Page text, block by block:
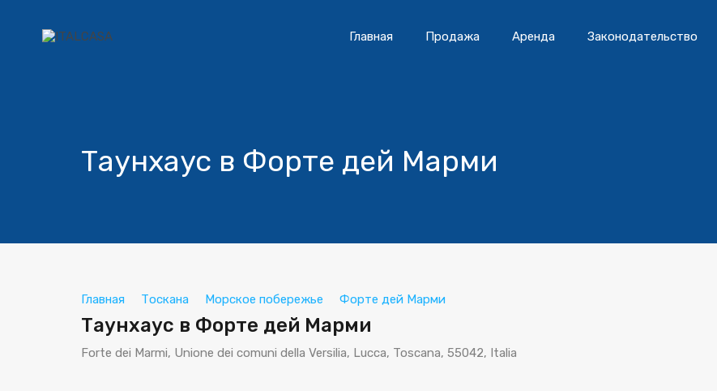
Главная Продажа Аренда Законодательство
Таунхаус в Форте дей Марми
Главная Тоскана Морское побережье Форте дей Марми
Таунхаус в Форте дей Марми
Forte dei Marmi, Unione dei comuni della Versilia, Lucca, Toscana, 55042, Italia